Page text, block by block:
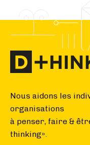
Nous aidons les
organisations
à penser, faire &
thinking».